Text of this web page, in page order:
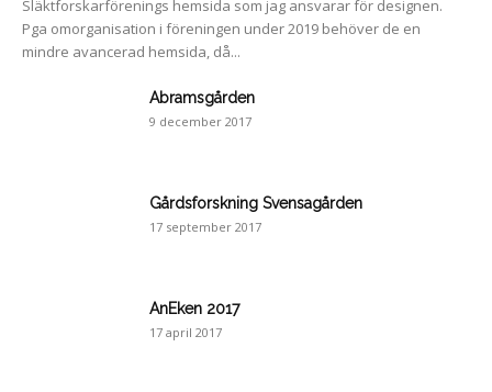
Släktforskarförenings hemsida som jag ansvarar för designen.
Pga omorganisation i föreningen under 2019 behöver de en
mindre avancerad hemsida, då...
Abramsgården
9 december 2017
Gårdsforskning Svensagården
17 september 2017
AnEken 2017
17 april 2017